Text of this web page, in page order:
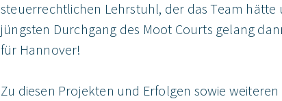
steuerrechtlichen Lehrstuhl, der das Team
jüngsten Durchgang des Moot Courts gelang
für Hannover!
Zu diesen Projekten und Erfolgen sowie